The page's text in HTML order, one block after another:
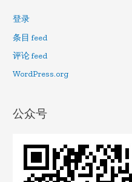
登录
条目 feed
评论 feed
WordPress.org
公众号